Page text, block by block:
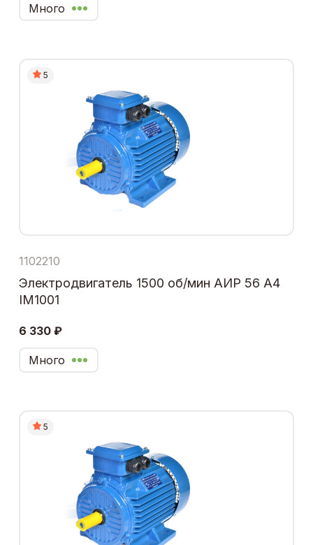
Много
5
1102210
Электродвигатель 1500 об/мин АИР 56 А4
IM1001
6 330 ₽
Много
5